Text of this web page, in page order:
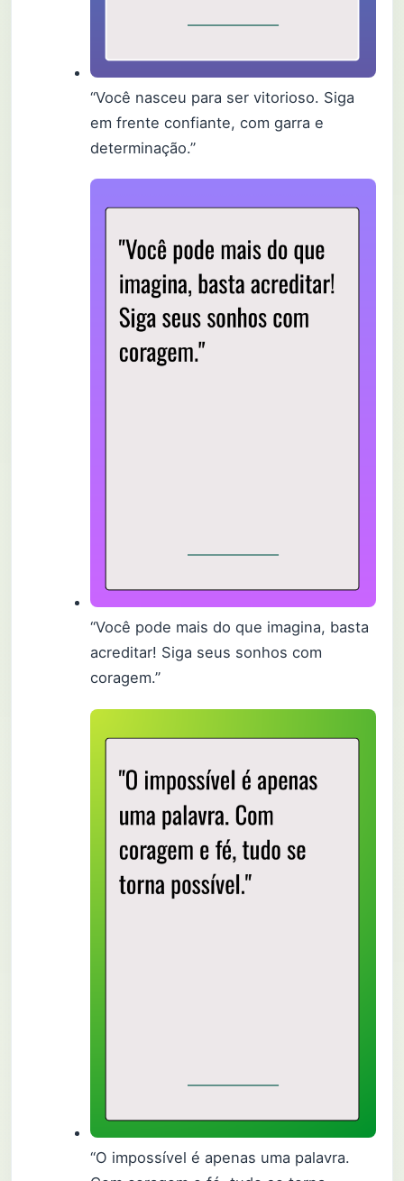
“Você nasceu para ser vitorioso. Siga
em frente confiante, com garra e
determinação.”
“Você pode mais do que imagina, basta
acreditar! Siga seus sonhos com
coragem.”
“O impossível é apenas uma palavra.